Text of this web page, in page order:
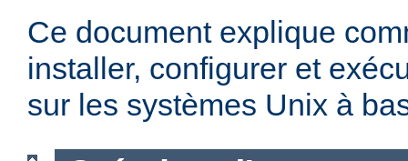
Ce document explique
installer, configurer et
sur les systèmes Unix à